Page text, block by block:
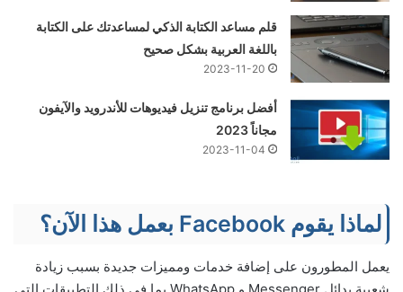
قلم مساعد الكتابة الذكي لمساعدتك على الكتابة
باللغة العربية بشكل صحيح
2023-11-20
أفضل برنامج تنزيل فيديوهات للأندرويد والآيفون
مجاناً 2023
2023-11-04
لماذا يقوم Facebook بعمل هذا الآن؟
يعمل المطورون على إضافة خدمات ومميزات جديدة بسبب زيادة